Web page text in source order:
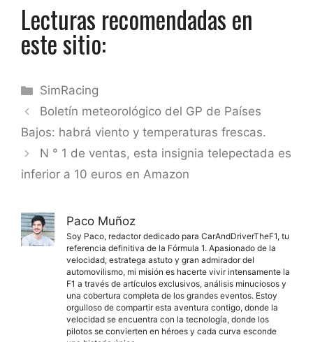
Lecturas recomendadas en
este sitio:
Categorías
SimRacing
Boletín meteorológico del GP de Países
Bajos: habrá viento y temperaturas frescas.
N ° 1 de ventas, esta insignia telepectada es
inferior a 10 euros en Amazon
Paco Muñoz
Soy Paco, redactor dedicado para CarAndDriverTheF1, tu
referencia definitiva de la Fórmula 1. Apasionado de la
velocidad, estratega astuto y gran admirador del
automovilismo, mi misión es hacerte vivir intensamente la
F1 a través de artículos exclusivos, análisis minuciosos y
una cobertura completa de los grandes eventos. Estoy
orgulloso de compartir esta aventura contigo, donde la
velocidad se encuentra con la tecnología, donde los
pilotos se convierten en héroes y cada curva esconde